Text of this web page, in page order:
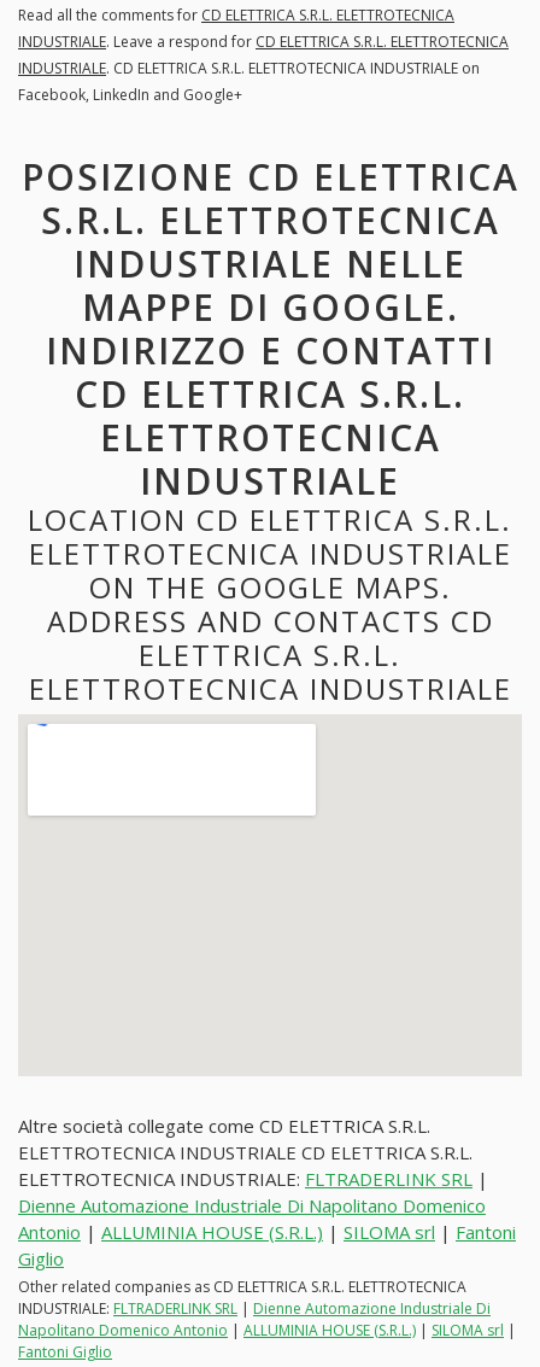
Read all the comments for CD ELETTRICA S.R.L. ELETTROTECNICA
INDUSTRIALE. Leave a respond for CD ELETTRICA S.R.L. ELETTROTECNICA
INDUSTRIALE. CD ELETTRICA S.R.L. ELETTROTECNICA INDUSTRIALE on
Facebook, LinkedIn and Google+
POSIZIONE CD ELETTRICA
S.R.L. ELETTROTECNICA
INDUSTRIALE NELLE
MAPPE DI GOOGLE.
INDIRIZZO E CONTATTI
CD ELETTRICA S.R.L.
ELETTROTECNICA
INDUSTRIALE
LOCATION CD ELETTRICA S.R.L.
ELETTROTECNICA INDUSTRIALE
ON THE GOOGLE MAPS.
ADDRESS AND CONTACTS CD
ELETTRICA S.R.L.
ELETTROTECNICA INDUSTRIALE
Altre società collegate come CD ELETTRICA S.R.L.
ELETTROTECNICA INDUSTRIALE CD ELETTRICA S.R.L.
ELETTROTECNICA INDUSTRIALE: FLTRADERLINK SRL |
Dienne Automazione Industriale Di Napolitano Domenico
Antonio | ALLUMINIA HOUSE (S.R.L.) | SILOMA srl | Fantoni
Giglio
Other related companies as CD ELETTRICA S.R.L. ELETTROTECNICA
INDUSTRIALE: FLTRADERLINK SRL | Dienne Automazione Industriale Di
Napolitano Domenico Antonio | ALLUMINIA HOUSE (S.R.L.) | SILOMA srl |
Fantoni Giglio